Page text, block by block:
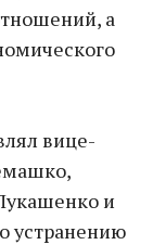
а
вице-
и
устранению